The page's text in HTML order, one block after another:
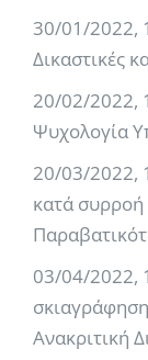
30/01/2022,
Δικαστικές
20/02/2022,
Ψυχολογία
20/03/2022,
κατά συρροή
03/04/2022,
Ανακριτική